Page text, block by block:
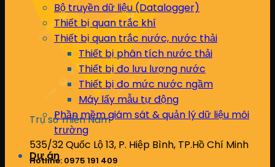
Trụ sở miền Nam
535/32 Quốc Lộ 13, P. Hiệp Bình, TP.Hồ Chí Minh
Hotline: 0975 191 409
Bộ truyền dữ liệu (Datalogger)
Thiết bị quan trắc khí
Thiết bị quan trắc nước, nước thải
Thiết bị phân tích nước thải
Thiết bị đo lưu lượng nước
Thiết bị đo mức nước ngầm
Máy lấy mẫu tự động
Phần mềm giám sát & quản lý dữ liệu môi
trường
Dự án